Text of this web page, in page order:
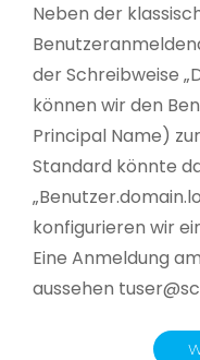
Neben der
der Schreibweise
können wir den
Principal Name)
Standard könnte
konfigurieren wir
Eine Anmeldung
aussehen